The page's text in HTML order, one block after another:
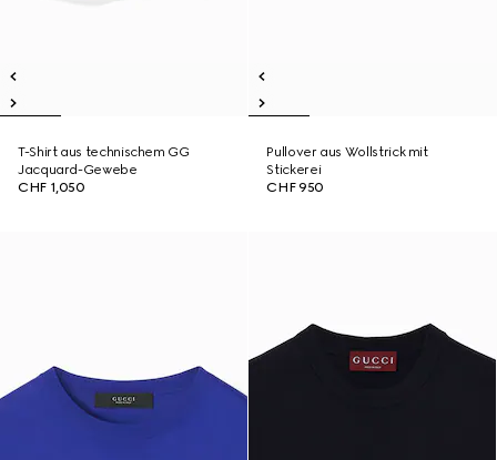
T-Shirt aus technischem GG
Jacquard-Gewebe
CHF 1,050
Pullover aus Wollstrick mit
Stickerei
CHF 950